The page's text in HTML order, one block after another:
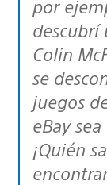
por
descubrí
Colin
se
juegos
eBay
¡Quién